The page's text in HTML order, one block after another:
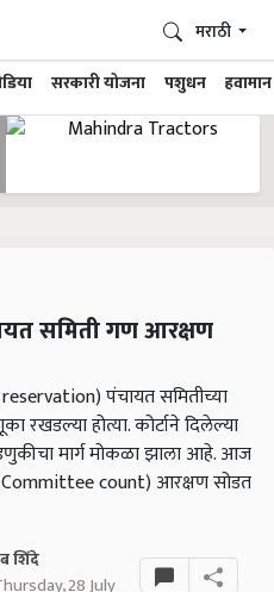
सरकारी योजना पशुधन हवामान
मराठी
समिती गण आरक्षण
पंचायत समितीच्या
होत्या. कोर्टाने दिलेल्या
मार्ग मोकळा झाला आहे. आज
(Committee count) आरक्षण सोडत
शिंदे
28 July